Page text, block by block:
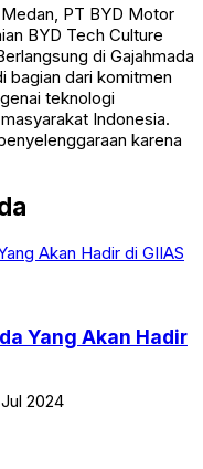
PT BYD Motor
BYD Tech Culture
di Gajahmada
bagian dari komitmen
teknologi
Indonesia.
karena
Yang Akan Hadir
2024